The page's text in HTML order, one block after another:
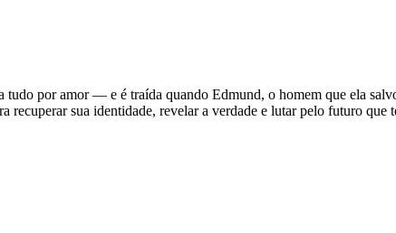
tudo por amor — e é traída quando Edmund, o homem que ela
recuperar sua identidade, revelar a verdade e lutar pelo futuro que